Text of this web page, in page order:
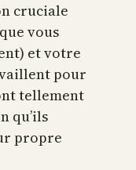
cruciale
vous
et votre
pour
tellement
qu’ils
propre